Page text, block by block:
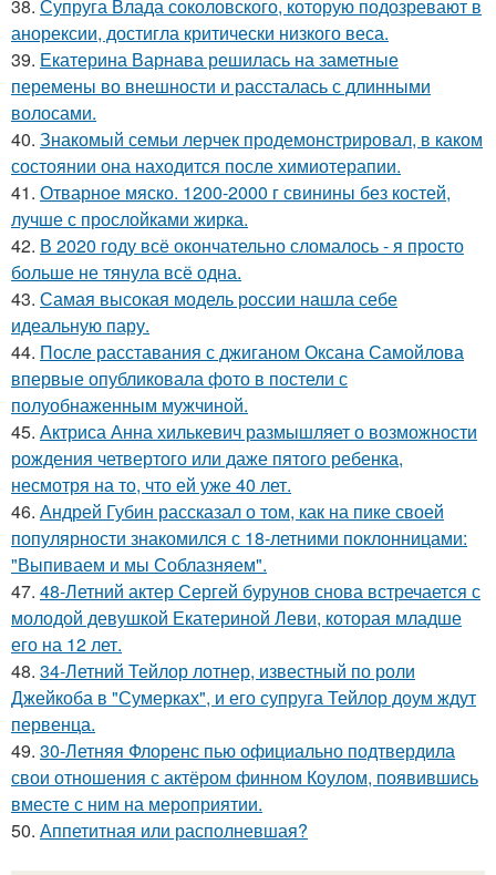
38. Супруга Влада соколовского, которую подозревают в
анорексии, достигла критически низкого веса.
39. Екатерина Варнава решилась на заметные
перемены во внешности и рассталась с длинными
волосами.
40. Знакомый семьи лерчек продемонстрировал, в каком
состоянии она находится после химиотерапии.
41. Отварное мяско. 1200-2000 г свинины без костей,
лучше с прослойками жирка.
42. В 2020 году всё окончательно сломалось - я просто
больше не тянула всё одна.
43. Самая высокая модель россии нашла себе
идеальную пару.
44. После расставания с джиганом Оксана Самойлова
впервые опубликовала фото в постели с
полуобнаженным мужчиной.
45. Актриса Анна хилькевич размышляет о возможности
рождения четвертого или даже пятого ребенка,
несмотря на то, что ей уже 40 лет.
46. Андрей Губин рассказал о том, как на пике своей
популярности знакомился с 18-летними поклонницами:
"Выпиваем и мы Соблазняем".
47. 48-Летний актер Сергей бурунов снова встречается с
молодой девушкой Екатериной Леви, которая младше
его на 12 лет.
48. 34-Летний Тейлор лотнер, известный по роли
Джейкоба в "Сумерках", и его супруга Тейлор доум ждут
первенца.
49. 30-Летняя Флоренс пью официально подтвердила
свои отношения с актёром финном Коулом, появившись
вместе с ним на мероприятии.
50. Аппетитная или располневшая?